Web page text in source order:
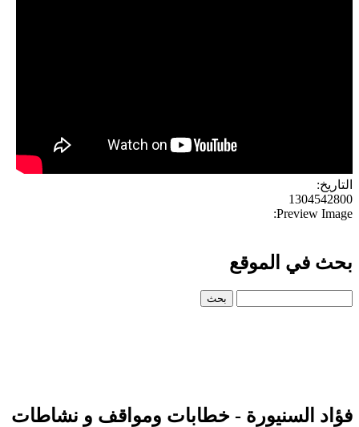
التاريخ:
1304542800
Preview Image:
بحث في الموقع
فؤاد السنيورة - خطابات ومواقف و نشاطات